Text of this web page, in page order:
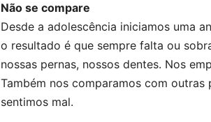
Não se compare
Desde a adolescência iniciamos uma
o resultado é que sempre falta ou
nossas pernas, nossos dentes. Nos
Também nos comparamos com
sentimos mal.